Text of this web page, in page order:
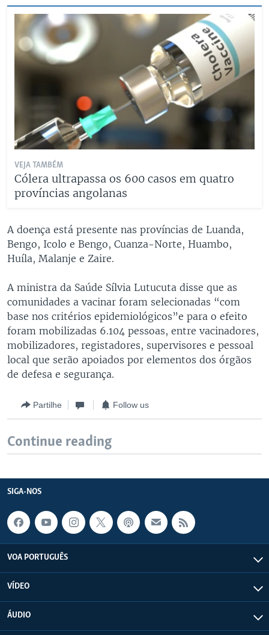
VEJA TAMBÉM
Cólera ultrapassa os 600 casos em quatro
províncias angolanas
A doença está presente nas províncias de Luanda,
Bengo, Icolo e Bengo, Cuanza-Norte, Huambo,
Huíla, Malanje e Zaire.
A ministra da Saúde Sílvia Lutucuta disse que as
comunidades a vacinar foram selecionadas “com
base nos critérios epidemiológicos”e para o efeito
foram mobilizadas 6.104 pessoas, entre vacinadores,
mobilizadores, registadores, supervisores e pessoal
local que serão apoiados por elementos dos órgãos
de defesa e segurança.
Partilhe Follow us
Continue reading
SIGA-NOS
VOA PORTUGUÊS
VÍDEO
ÁUDIO